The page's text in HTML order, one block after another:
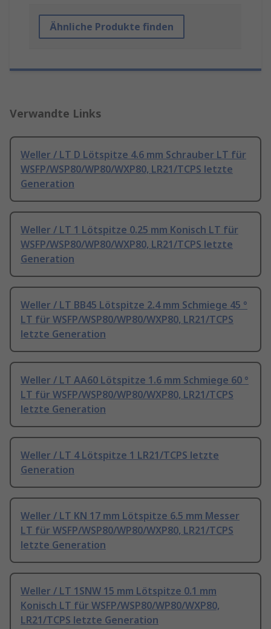
Ähnliche Produkte finden
Verwandte Links
Weller / LT D Lötspitze 4.6 mm Schrauber LT für
WSFP/WSP80/WP80/WXP80, LR21/TCPS letzte
Generation
Weller / LT 1 Lötspitze 0.25 mm Konisch LT für
WSFP/WSP80/WP80/WXP80, LR21/TCPS letzte
Generation
Weller / LT BB45 Lötspitze 2.4 mm Schmiege 45 °
LT für WSFP/WSP80/WP80/WXP80, LR21/TCPS
letzte Generation
Weller / LT AA60 Lötspitze 1.6 mm Schmiege 60 °
LT für WSFP/WSP80/WP80/WXP80, LR21/TCPS
letzte Generation
Weller / LT 4 Lötspitze 1 LR21/TCPS letzte
Generation
Weller / LT KN 17 mm Lötspitze 6.5 mm Messer
LT für WSFP/WSP80/WP80/WXP80, LR21/TCPS
letzte Generation
Weller / LT 1SNW 15 mm Lötspitze 0.1 mm
Konisch LT für WSFP/WSP80/WP80/WXP80,
LR21/TCPS letzte Generation